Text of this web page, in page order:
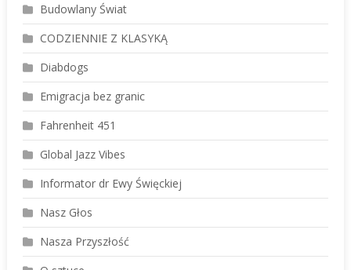
Budowlany Świat
CODZIENNIE Z KLASYKĄ
Diabdogs
Emigracja bez granic
Fahrenheit 451
Global Jazz Vibes
Informator dr Ewy Święckiej
Nasz Głos
Nasza Przyszłość